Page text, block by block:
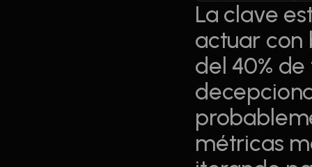
La clave
actuar con
del 40%
métricas